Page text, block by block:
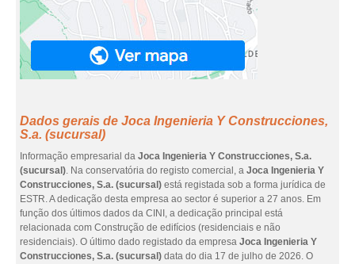
Dados gerais de Joca Ingenieria Y Construcciones,
S.a. (sucursal)
Informação empresarial da Joca Ingenieria Y Construcciones, S.a.
(sucursal). Na conservatória do registo comercial, a Joca Ingenieria Y
Construcciones, S.a. (sucursal) está registada sob a forma jurídica de
ESTR. A dedicação desta empresa ao sector é superior a 27 anos. Em
função dos últimos dados da CINI, a dedicação principal está
relacionada com Construção de edifícios (residenciais e não
residenciais). O último dado registado da empresa Joca Ingenieria Y
Construcciones, S.a. (sucursal) data do dia 17 de julho de 2026. O